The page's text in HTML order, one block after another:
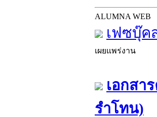
ALUMNA WEB
เฟซบุ๊ค
เผยแพร่งาน
เอกสา
รำโทน)